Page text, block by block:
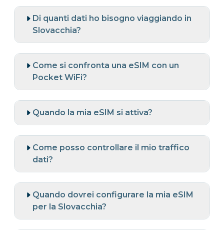
Di quanti dati ho bisogno viaggiando in
Slovacchia?
Come si confronta una eSIM con un
Pocket WiFi?
Quando la mia eSIM si attiva?
Come posso controllare il mio traffico
dati?
Quando dovrei configurare la mia eSIM
per la Slovacchia?